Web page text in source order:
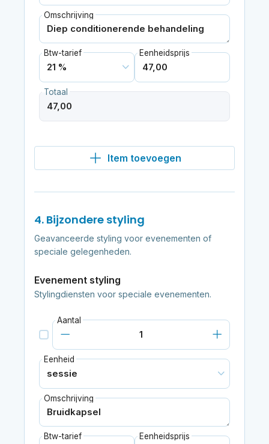
Omschrijving
Btw-tarief Eenheidsprijs
Totaal
Item toevoegen
4. Bijzondere styling
Geavanceerde styling voor evenementen of
speciale gelegenheden.
Evenement styling
Stylingdiensten voor speciale evenementen.
Aantal
Eenheid
Omschrijving
Btw-tarief Eenheidsprijs